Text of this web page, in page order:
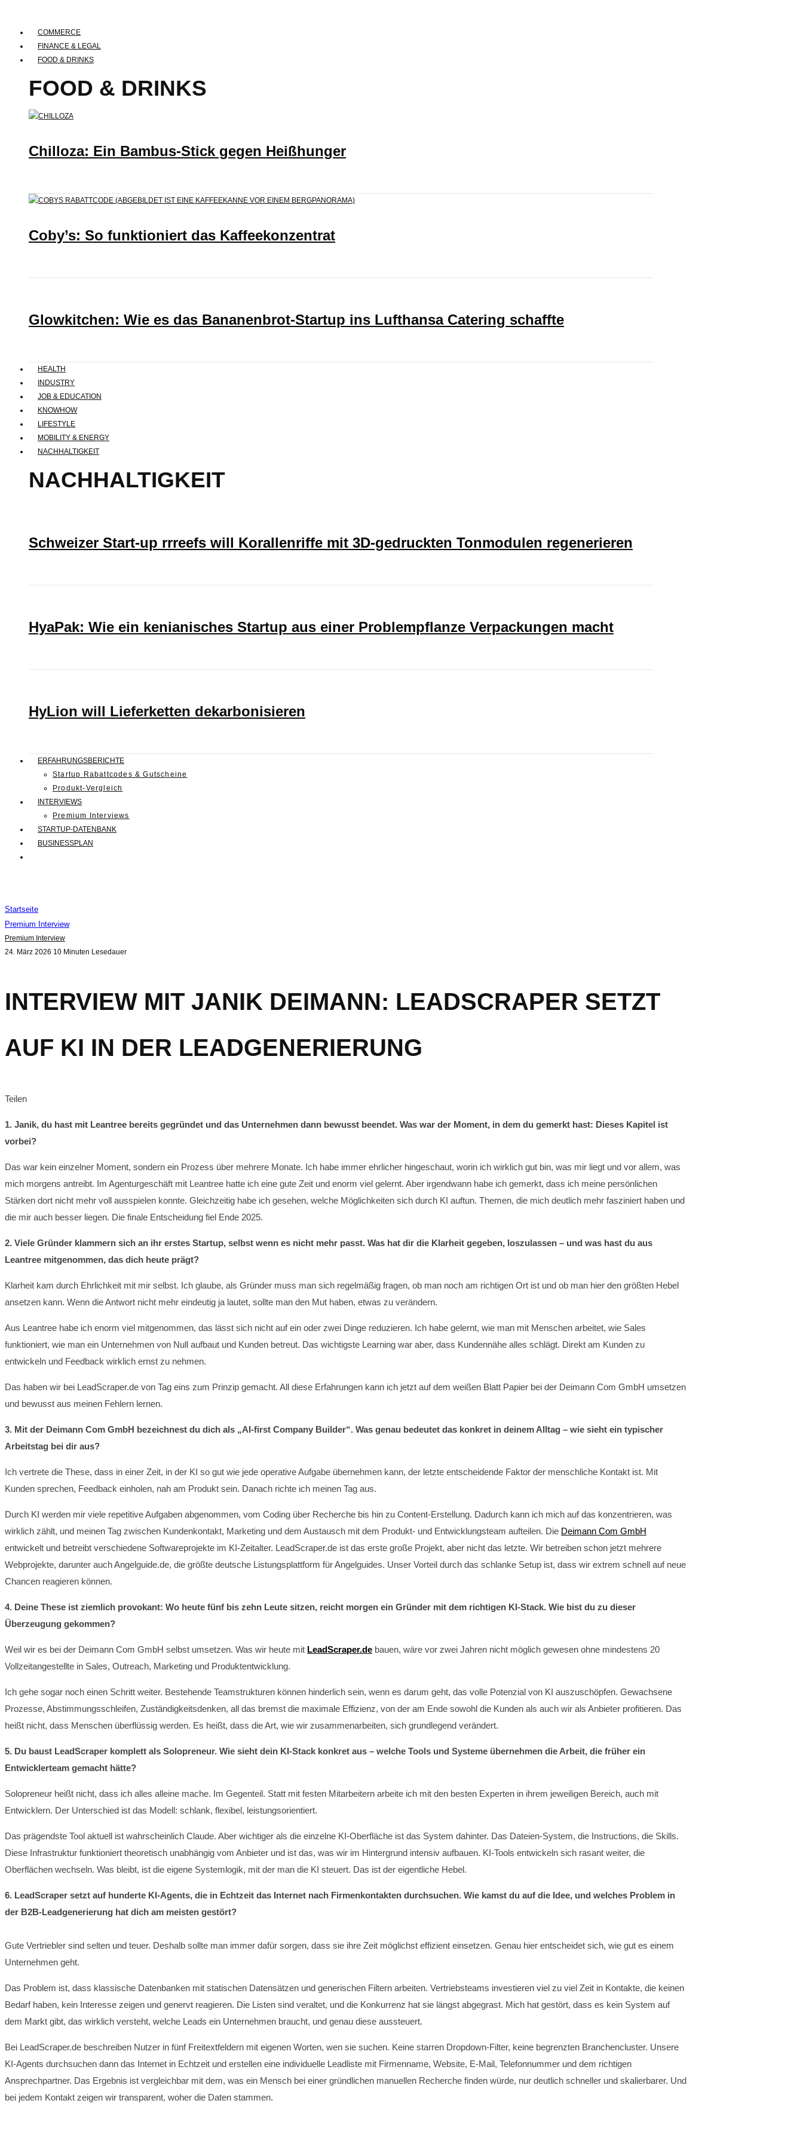
COMMERCE
FINANCE & LEGAL
FOOD & DRINKS
FOOD & DRINKS
Chilloza: Ein Bambus-Stick gegen Heißhunger
Coby’s: So funktioniert das Kaffeekonzentrat
Glowkitchen: Wie es das Bananenbrot-Startup ins Lufthansa Catering schaffte
HEALTH
INDUSTRY
JOB & EDUCATION
KNOWHOW
LIFESTYLE
MOBILITY & ENERGY
NACHHALTIGKEIT
NACHHALTIGKEIT
Schweizer Start-up rrreefs will Korallenriffe mit 3D-gedruckten Tonmodulen regenerieren
HyaPak: Wie ein kenianisches Startup aus einer Problempflanze Verpackungen macht
HyLion will Lieferketten dekarbonisieren
ERFAHRUNGSBERICHTE
Startup Rabattcodes & Gutscheine
Produkt-Vergleich
INTERVIEWS
Premium Interviews
STARTUP-DATENBANK
BUSINESSPLAN
Startseite
Premium Interview
Premium Interview
24. März 2026 10 Minuten Lesedauer
INTERVIEW MIT JANIK DEIMANN: LEADSCRAPER SETZT
AUF KI IN DER LEADGENERIERUNG
Teilen
1. Janik, du hast mit Leantree bereits gegründet und das Unternehmen dann bewusst beendet. Was war der Moment, in dem du gemerkt hast: Dieses Kapitel ist
vorbei?
Das war kein einzelner Moment, sondern ein Prozess über mehrere Monate. Ich habe immer ehrlicher hingeschaut, worin ich wirklich gut bin, was mir liegt und vor allem, was
mich morgens antreibt. Im Agenturgeschäft mit Leantree hatte ich eine gute Zeit und enorm viel gelernt. Aber irgendwann habe ich gemerkt, dass ich meine persönlichen
Stärken dort nicht mehr voll ausspielen konnte. Gleichzeitig habe ich gesehen, welche Möglichkeiten sich durch KI auftun. Themen, die mich deutlich mehr fasziniert haben und
die mir auch besser liegen. Die finale Entscheidung fiel Ende 2025.
2. Viele Gründer klammern sich an ihr erstes Startup, selbst wenn es nicht mehr passt. Was hat dir die Klarheit gegeben, loszulassen – und was hast du aus
Leantree mitgenommen, das dich heute prägt?
Klarheit kam durch Ehrlichkeit mit mir selbst. Ich glaube, als Gründer muss man sich regelmäßig fragen, ob man noch am richtigen Ort ist und ob man hier den größten Hebel
ansetzen kann. Wenn die Antwort nicht mehr eindeutig ja lautet, sollte man den Mut haben, etwas zu verändern.
Aus Leantree habe ich enorm viel mitgenommen, das lässt sich nicht auf ein oder zwei Dinge reduzieren. Ich habe gelernt, wie man mit Menschen arbeitet, wie Sales
funktioniert, wie man ein Unternehmen von Null aufbaut und Kunden betreut. Das wichtigste Learning war aber, dass Kundennähe alles schlägt. Direkt am Kunden zu
entwickeln und Feedback wirklich ernst zu nehmen.
Das haben wir bei LeadScraper.de von Tag eins zum Prinzip gemacht. All diese Erfahrungen kann ich jetzt auf dem weißen Blatt Papier bei der Deimann Com GmbH umsetzen
und bewusst aus meinen Fehlern lernen.
3. Mit der Deimann Com GmbH bezeichnest du dich als „AI-first Company Builder“. Was genau bedeutet das konkret in deinem Alltag – wie sieht ein typischer
Arbeitstag bei dir aus?
Ich vertrete die These, dass in einer Zeit, in der KI so gut wie jede operative Aufgabe übernehmen kann, der letzte entscheidende Faktor der menschliche Kontakt ist. Mit
Kunden sprechen, Feedback einholen, nah am Produkt sein. Danach richte ich meinen Tag aus.
Durch KI werden mir viele repetitive Aufgaben abgenommen, vom Coding über Recherche bis hin zu Content-Erstellung. Dadurch kann ich mich auf das konzentrieren, was
wirklich zählt, und meinen Tag zwischen Kundenkontakt, Marketing und dem Austausch mit dem Produkt- und Entwicklungsteam aufteilen. Die Deimann Com GmbH
entwickelt und betreibt verschiedene Softwareprojekte im KI-Zeitalter. LeadScraper.de ist das erste große Projekt, aber nicht das letzte. Wir betreiben schon jetzt mehrere
Webprojekte, darunter auch Angelguide.de, die größte deutsche Listungsplattform für Angelguides. Unser Vorteil durch das schlanke Setup ist, dass wir extrem schnell auf neue
Chancen reagieren können.
4. Deine These ist ziemlich provokant: Wo heute fünf bis zehn Leute sitzen, reicht morgen ein Gründer mit dem richtigen KI-Stack. Wie bist du zu dieser
Überzeugung gekommen?
Weil wir es bei der Deimann Com GmbH selbst umsetzen. Was wir heute mit LeadScraper.de bauen, wäre vor zwei Jahren nicht möglich gewesen ohne mindestens 20
Vollzeitangestellte in Sales, Outreach, Marketing und Produktentwicklung.
Ich gehe sogar noch einen Schritt weiter. Bestehende Teamstrukturen können hinderlich sein, wenn es darum geht, das volle Potenzial von KI auszuschöpfen. Gewachsene
Prozesse, Abstimmungsschleifen, Zuständigkeitsdenken, all das bremst die maximale Effizienz, von der am Ende sowohl die Kunden als auch wir als Anbieter profitieren. Das
heißt nicht, dass Menschen überflüssig werden. Es heißt, dass die Art, wie wir zusammenarbeiten, sich grundlegend verändert.
5. Du baust LeadScraper komplett als Solopreneur. Wie sieht dein KI-Stack konkret aus – welche Tools und Systeme übernehmen die Arbeit, die früher ein
Entwicklerteam gemacht hätte?
Solopreneur heißt nicht, dass ich alles alleine mache. Im Gegenteil. Statt mit festen Mitarbeitern arbeite ich mit den besten Experten in ihrem jeweiligen Bereich, auch mit
Entwicklern. Der Unterschied ist das Modell: schlank, flexibel, leistungsorientiert.
Das prägendste Tool aktuell ist wahrscheinlich Claude. Aber wichtiger als die einzelne KI-Oberfläche ist das System dahinter. Das Dateien-System, die Instructions, die Skills.
Diese Infrastruktur funktioniert theoretisch unabhängig vom Anbieter und ist das, was wir im Hintergrund intensiv aufbauen. KI-Tools entwickeln sich rasant weiter, die
Oberflächen wechseln. Was bleibt, ist die eigene Systemlogik, mit der man die KI steuert. Das ist der eigentliche Hebel.
6. LeadScraper setzt auf hunderte KI-Agents, die in Echtzeit das Internet nach Firmenkontakten durchsuchen. Wie kamst du auf die Idee, und welches Problem in
der B2B-Leadgenerierung hat dich am meisten gestört?
Gute Vertriebler sind selten und teuer. Deshalb sollte man immer dafür sorgen, dass sie ihre Zeit möglichst effizient einsetzen. Genau hier entscheidet sich, wie gut es einem
Unternehmen geht.
Das Problem ist, dass klassische Datenbanken mit statischen Datensätzen und generischen Filtern arbeiten. Vertriebsteams investieren viel zu viel Zeit in Kontakte, die keinen
Bedarf haben, kein Interesse zeigen und genervt reagieren. Die Listen sind veraltet, und die Konkurrenz hat sie längst abgegrast. Mich hat gestört, dass es kein System auf
dem Markt gibt, das wirklich versteht, welche Leads ein Unternehmen braucht, und genau diese aussteuert.
Bei LeadScraper.de beschreiben Nutzer in fünf Freitextfeldern mit eigenen Worten, wen sie suchen. Keine starren Dropdown-Filter, keine begrenzten Branchencluster. Unsere
KI-Agents durchsuchen dann das Internet in Echtzeit und erstellen eine individuelle Leadliste mit Firmenname, Website, E-Mail, Telefonnummer und dem richtigen
Ansprechpartner. Das Ergebnis ist vergleichbar mit dem, was ein Mensch bei einer gründlichen manuellen Recherche finden würde, nur deutlich schneller und skalierbarer. Und
bei jedem Kontakt zeigen wir transparent, woher die Daten stammen.